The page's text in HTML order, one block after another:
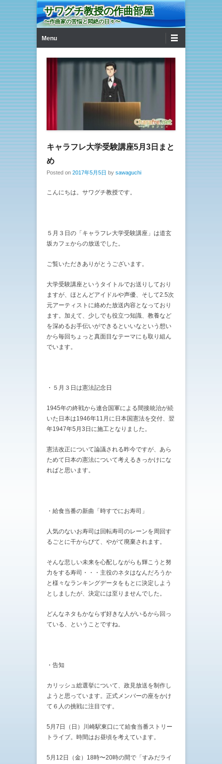
サワグチ教授の作曲部屋
〜作曲家の苦悩と悶絶の日々〜
Menu
キャラフレ大学受験講座5月3日まと
め
Posted on 2017年5月5日 by sawaguchi
こんにちは。サワグチ教授です。
５月３日の「キャラフレ大学受験講座」は道玄
坂カフェからの放送でした。
ご覧いただきありがとうございます。
大学受験講座というタイトルでお送りしており
ますが、ほとんどアイドルや声優、そして2.5次
元アーティストに絡めた放送内容となっており
ます。加えて、少しでも役立つ知識、教養など
を深めるお手伝いができるといいなという想い
から毎回ちょっと真面目なテーマにも取り組ん
でいます。
・５月３日は憲法記念日
1945年の終戦から連合国軍による間接統治が続
いた日本は1946年11月に日本国憲法を交付、翌
年1947年5月3日に施工となりました。
憲法改正について論議される昨今ですが、あら
ためて日本の憲法について考えるきっかけにな
ればと思います。
・給食当番の新曲「時すでにお寿司」
人気のないお寿司は回転寿司のレーンを周回す
るごとに干からびて、やがて廃棄されます。
そんな悲しい未来を心配しながらも輝こうと努
力をする寿司・・・主役のネタはなんだろうか
と様々なランキングデータをもとに決定しよう
としましたが、決定には至りませんでした。
どんなネタもかならず好きな人がいるから回っ
ている、ということですね。
・告知
カリッシュ総選挙について、政見放送を制作し
ようと思っています。正式メンバーの座をかけ
て６人の挑戦に注目です。
5月7日（日）川崎駅東口にて給食当番ストリー
トライブ。時間はお昼頃を考えています。
5月12日（金）18時〜20時の間で「すみだライ